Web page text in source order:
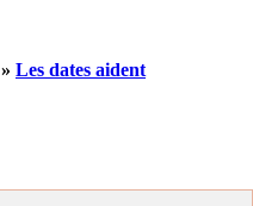
» Les dates aident